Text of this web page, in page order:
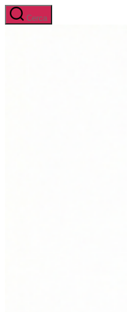
Salta
al
Cerca